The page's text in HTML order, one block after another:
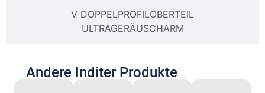
V DOPPELPROFILOBERTEIL
ULTRAGERÄUSCHARM
Andere Inditer Produkte